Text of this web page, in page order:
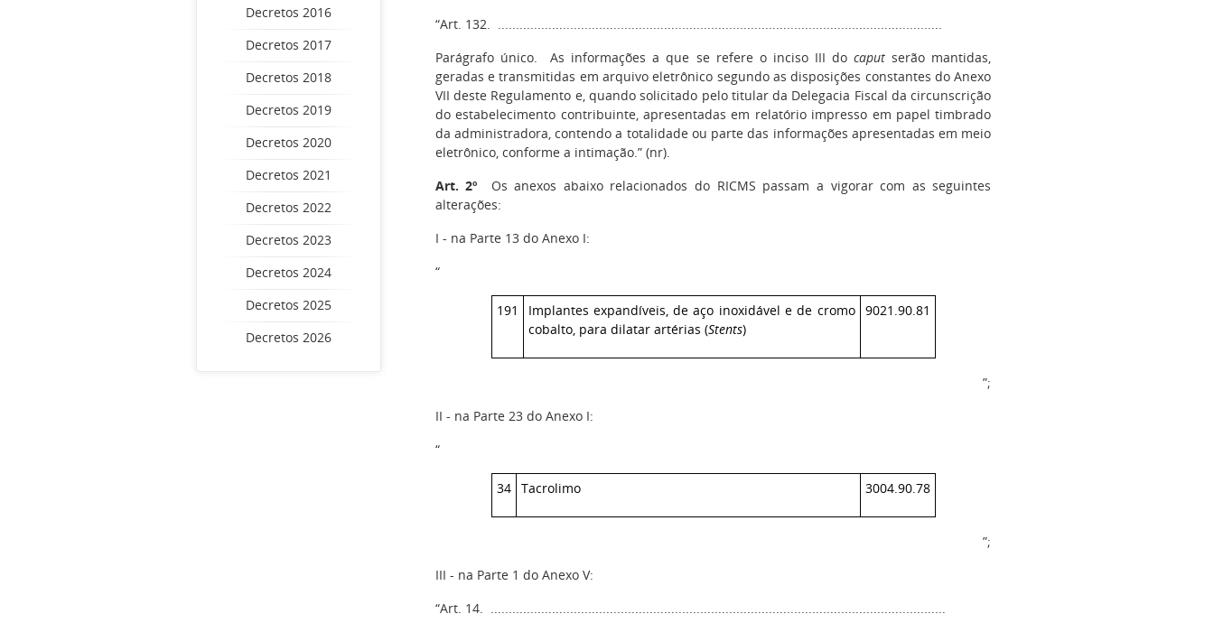
Decretos 2016
Decretos 2017
Decretos 2018
Decretos 2019
Decretos 2020
Decretos 2021
Decretos 2022
Decretos 2023
Decretos 2024
Decretos 2025
Decretos 2026
“Art. 132. ...........................................................................................................................
Parágrafo único. As informações a que se refere o inciso III docaput serão mantidas,
geradas e transmitidas em arquivo eletrônico segundo as disposições constantes do Anexo
VII deste Regulamento e, quando solicitado pelo titular da Delegacia Fiscal da circunscrição
do estabelecimento contribuinte, apresentadas em relatório impresso em papel timbrado
da administradora, contendo a totalidade ou parte das informações apresentadas em meio
eletrônico, conforme a intimação.” (nr).
Art. 2º Os anexos abaixo relacionados do RICMS passam a vigorar com as seguintes
alterações:
I - na Parte 13 do Anexo I:
“
191
Implantes expandíveis, de aço inoxidável e de cromo
cobalto, para dilatar artérias (Stents)
9021.90.81
”;
II - na Parte 23 do Anexo I:
“
34 Tacrolimo 3004.90.78
”;
III - na Parte 1 do Anexo V:
“Art. 14. ..............................................................................................................................